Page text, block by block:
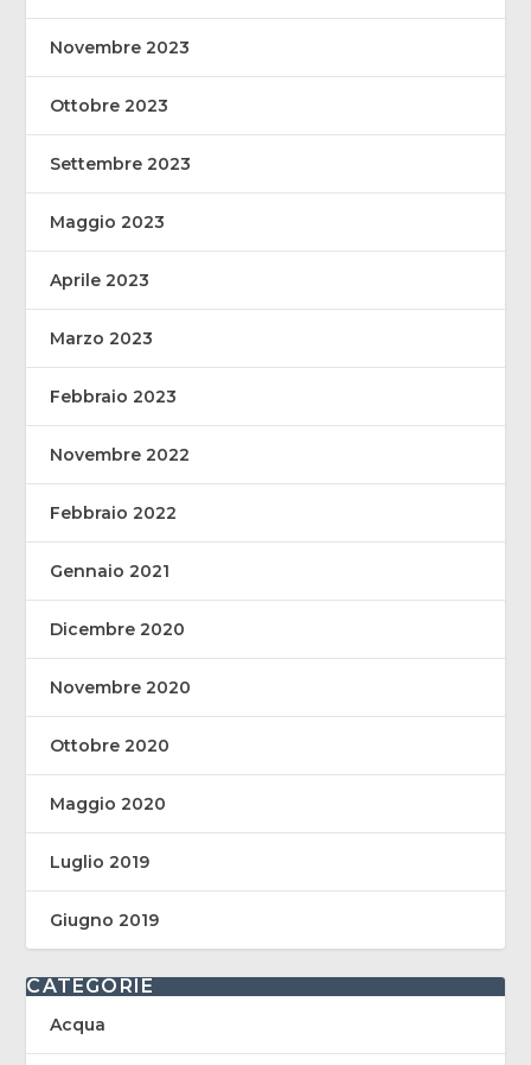
Novembre 2023
Ottobre 2023
Settembre 2023
Maggio 2023
Aprile 2023
Marzo 2023
Febbraio 2023
Novembre 2022
Febbraio 2022
Gennaio 2021
Dicembre 2020
Novembre 2020
Ottobre 2020
Maggio 2020
Luglio 2019
Giugno 2019
CATEGORIE
Acqua